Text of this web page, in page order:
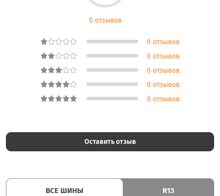
0 отзывов
0 отзывов
0 отзывов
0 отзывов
0 отзывов
0 отзывов
Оставить отзыв
ВСЕ ШИНЫ R13